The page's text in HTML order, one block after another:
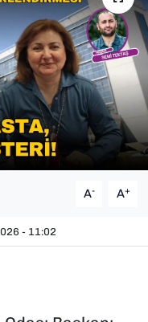
A- A+
- 11:02